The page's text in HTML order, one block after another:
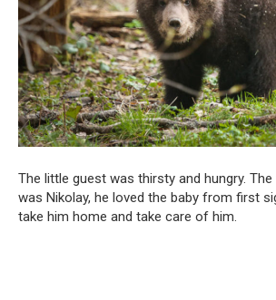
The little guest was thirsty and hungry. The
was Nikolay, he loved the baby from first
take him home and take care of him.